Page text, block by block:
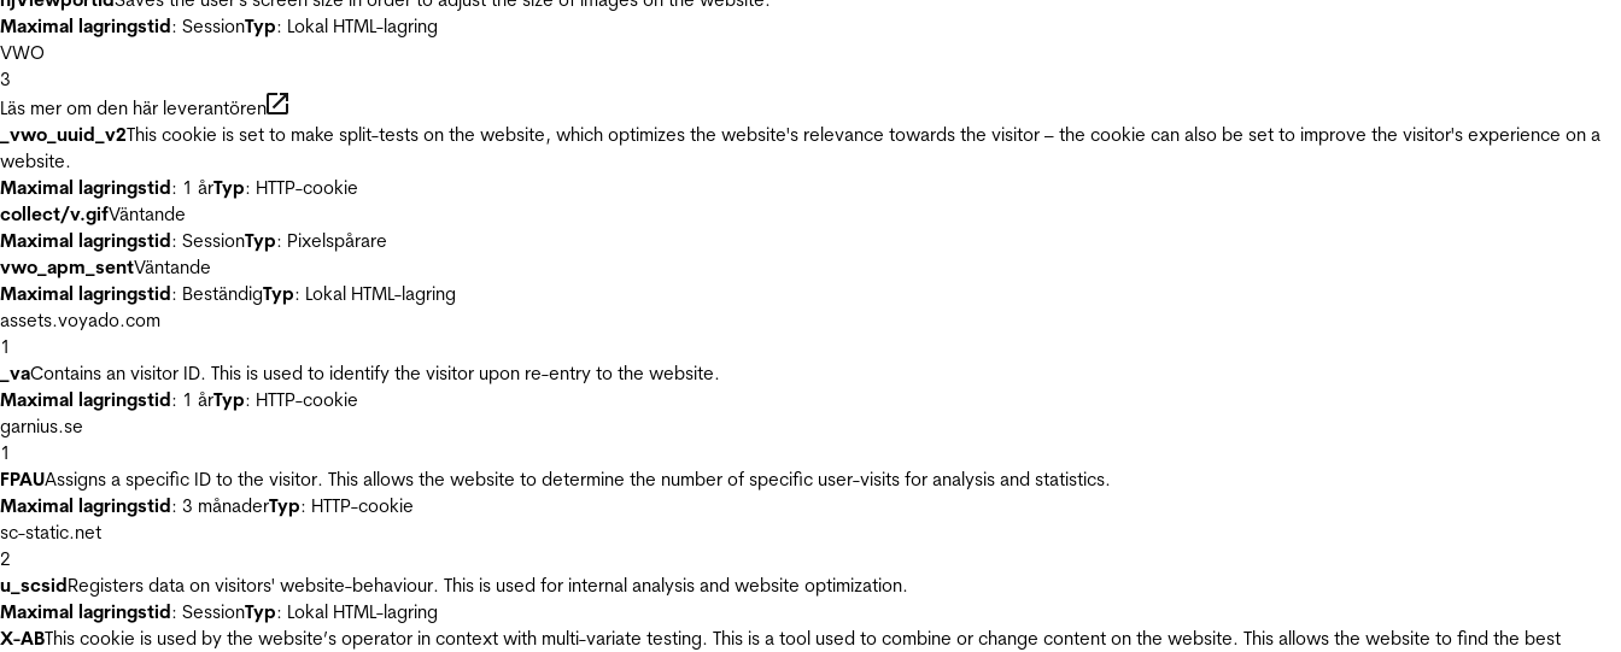
Maximal lagringstid: SessionTyp: Lokal HTML-lagring
VWO
3
Läs mer om den här leverantören
_vwo_uuid_v2This cookie is set to make split-tests on the website, which optimizes the website's relevance towards the visitor – the cookie can also be set to improve the visitor's experience on a
website.
Maximal lagringstid: 1 årTyp: HTTP-cookie
collect/v.gifVäntande
Maximal lagringstid: SessionTyp: Pixelspårare
vwo_apm_sentVäntande
Maximal lagringstid: BeständigTyp: Lokal HTML-lagring
assets.voyado.com
1
_vaContains an visitor ID. This is used to identify the visitor upon re-entry to the website.
Maximal lagringstid: 1 årTyp: HTTP-cookie
garnius.se
1
FPAUAssigns a specific ID to the visitor. This allows the website to determine the number of specific user-visits for analysis and statistics.
Maximal lagringstid: 3 månaderTyp: HTTP-cookie
sc-static.net
2
u_scsidRegisters data on visitors' website-behaviour. This is used for internal analysis and website optimization.
Maximal lagringstid: SessionTyp: Lokal HTML-lagring
X-ABThis cookie is used by the website’s operator in context with multi-variate testing. This is a tool used to combine or change content on the website. This allows the website to find the best